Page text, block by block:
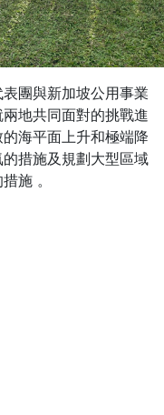
團與新加坡公用事業
地共同面對的挑戰進
海平面上升和極端降
措施及規劃大型區域
施 。